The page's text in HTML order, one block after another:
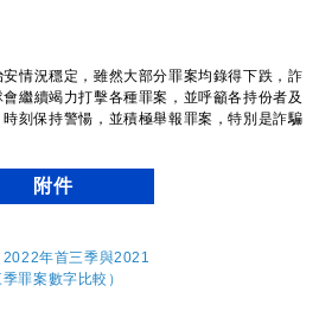
況穩定，雖然大部分罪案均錄得下跌，詐
繼續竭力打擊各種罪案，並呼籲各持份者及
刻保持警愓，並積極舉報罪案，特別是詐騙
附件
2022年首三季與2021
罪案數字比較）